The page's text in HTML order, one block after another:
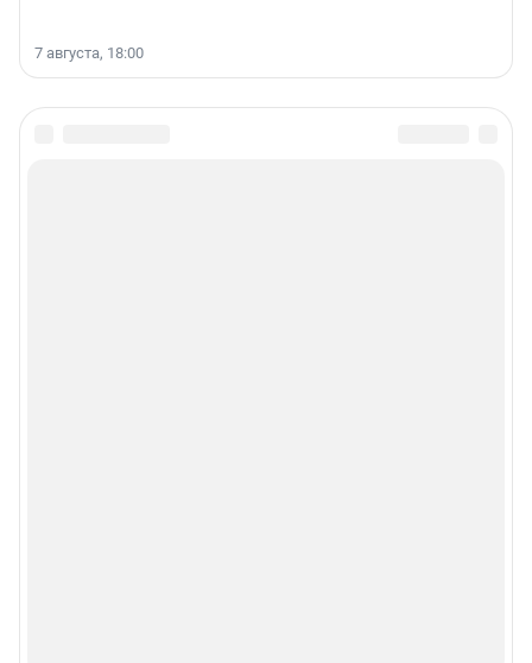
7 августа, 18:00